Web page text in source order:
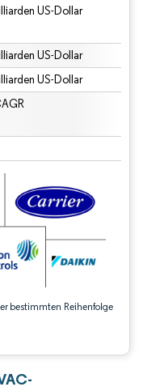
US-Dollar
US-Dollar
US-Dollar
bestimmten Reihenfolge
erfordert Namensnennung